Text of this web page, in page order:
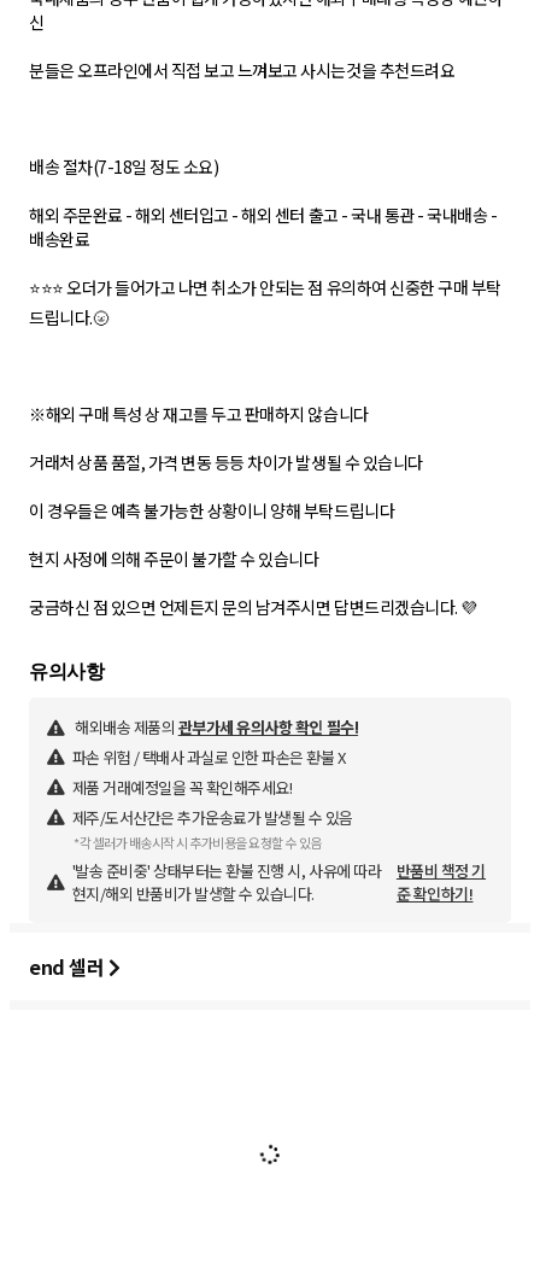
신
분들은 오프라인에서 직접 보고 느껴보고 사시는것을 추천드려요
배송 절차(7-18일 정도 소요)
해외 주문완료 - 해외 센터입고 - 해외 센터 출고 - 국내 통관 - 국내배송 -
배송완료
⭐⭐⭐ 오더가 들어가고 나면 취소가 안되는 점 유의하여 신중한 구매 부탁
드립니다.🌝
※해외 구매 특성 상 재고를 두고 판매하지 않습니다
거래처 상품 품절, 가격 변동 등등 차이가 발생될 수 있습니다
이 경우들은 예측 불가능한 상황이니 양해 부탁드립니다
현지 사정에 의해 주문이 불가할 수 있습니다
궁금하신 점 있으면 언제든지 문의 남겨주시면 답변드리겠습니다. 💜
유의사항
해외배송 제품의 관부가세 유의사항 확인 필수!
파손 위험 / 택배사 과실로 인한 파손은 환불 X
제품 거래예정일을 꼭 확인해주세요!
제주/도서산간은 추가운송료가 발생될 수 있음
*각 셀러가 배송시작 시 추가비용을 요청할 수 있음
'발송 준비중' 상태부터는 환불 진행 시, 사유에 따라
현지/해외 반품비가 발생할 수 있습니다.
반품비 책정 기
준 확인하기!
end 셀러